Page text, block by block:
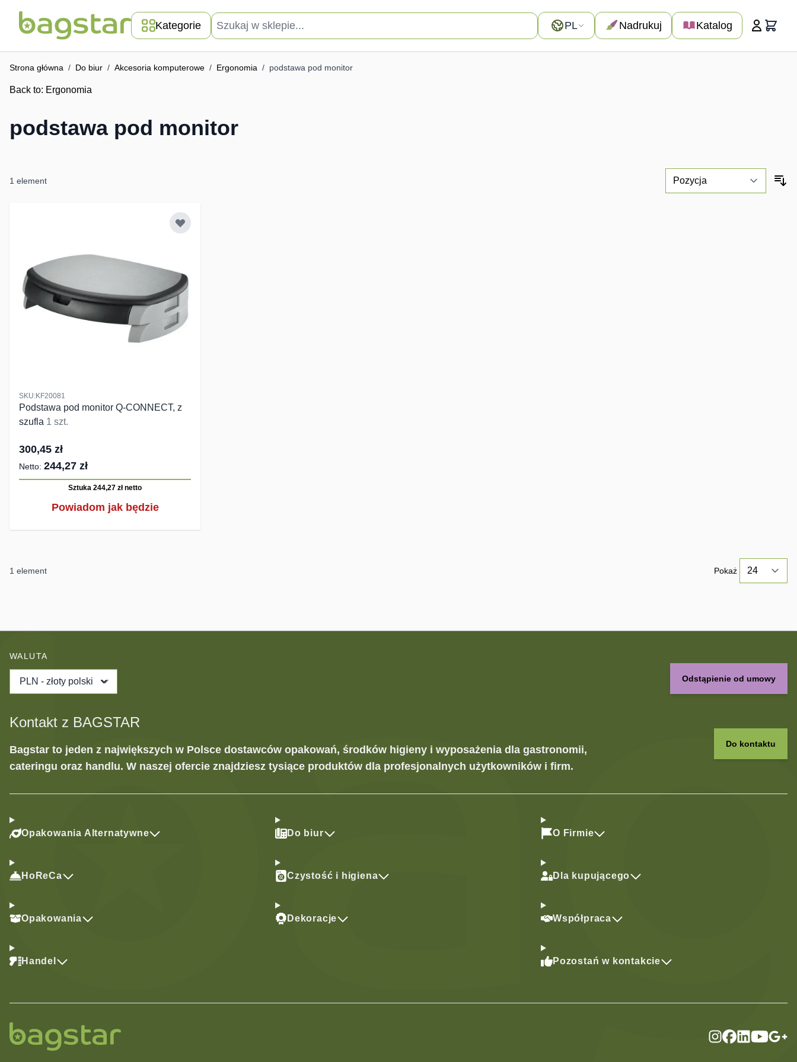
Kategorie
Szukaj w sklepie...
Język
PL Nadrukuj Katalog Koszyk
Strona główna / Do biur / Akcesoria komputerowe / Ergonomia / podstawa pod monitor
Back to: Ergonomia
podstawa pod monitor
1 element
SKU:KF20081
Podstawa pod monitor Q-CONNECT, z
szufla 1 szt.
300,45 zł
244,27 zł
Sztuka 244,27 złnetto
Powiadom jak będzie
1 element Pokaż
WALUTA
PLN - złoty polski Odstąpienie od umowy
Kontakt z BAGSTAR
Bagstar to jeden z największych w Polsce dostawców opakowań, środków higieny i wyposażenia dla gastronomii,
cateringu oraz handlu. W naszej ofercie znajdziesz tysiące produktów dla profesjonalnych użytkowników i firm.
Do kontaktu
Opakowania Alternatywne
HoReCa
Opakowania
Handel
Do biur
Czystość i higiena
Dekoracje
O Firmie
Dla kupującego
Współpraca
Pozostań w kontakcie